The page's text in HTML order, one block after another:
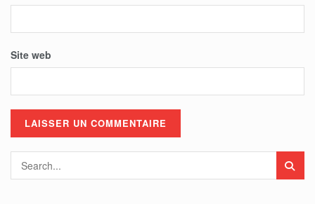
Site web